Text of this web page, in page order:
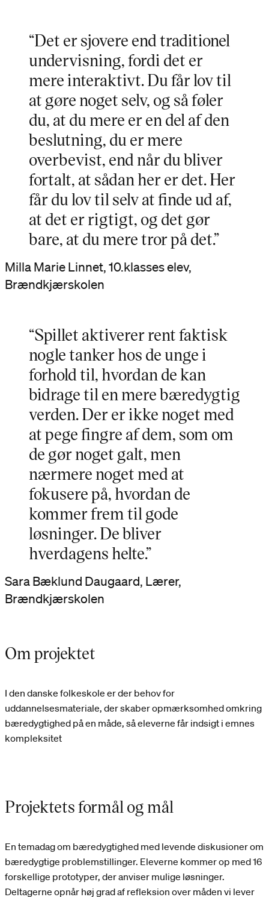
“Det er sjovere end traditionel
undervisning, fordi det er
mere interaktivt. Du får lov til
at gøre noget selv, og så føler
du, at du mere er en del af den
beslutning, du er mere
overbevist, end når du bliver
fortalt, at sådan her er det. Her
får du lov til selv at finde ud af,
at det er rigtigt, og det gør
bare, at du mere tror på det.”
Milla Marie Linnet, 10.klasses elev,
Brændkjærskolen
“Spillet aktiverer rent faktisk
nogle tanker hos de unge i
forhold til, hvordan de kan
bidrage til en mere bæredygtig
verden. Der er ikke noget med
at pege fingre af dem, som om
de gør noget galt, men
nærmere noget med at
fokusere på, hvordan de
kommer frem til gode
løsninger. De bliver
hverdagens helte.”
Sara Bæklund Daugaard, Lærer,
Brændkjærskolen
Om projektet
I den danske folkeskole er der behov for
uddannelsesmateriale, der skaber opmærksomhed omkring
bæredygtighed på en måde, så eleverne får indsigt i emnes
kompleksitet
Projektets formål og mål
En temadag om bæredygtighed med levende diskusioner om
bæredygtige problemstillinger. Eleverne kommer op med 16
forskellige prototyper, der anviser mulige løsninger.
Deltagerne opnår høj grad af refleksion over måden vi lever